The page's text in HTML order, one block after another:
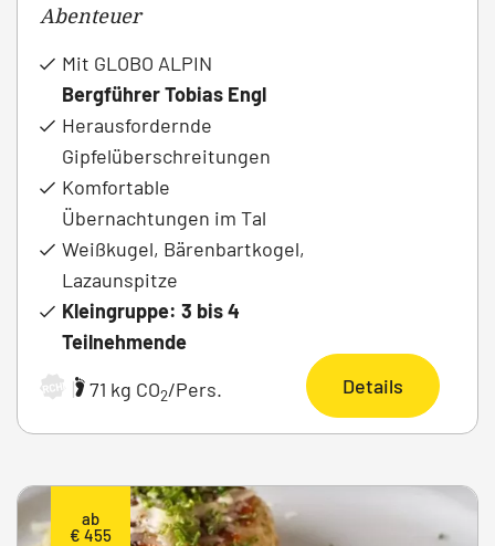
Abenteuer
Mit GLOBO ALPIN
Bergführer Tobias Engl
Herausfordernde
Gipfelüberschreitungen
Komfortable
Übernachtungen im Tal
Weißkugel, Bärenbartkogel,
Lazaunspitze
Kleingruppe: 3 bis 4
Teilnehmende
ARCHIV | 71 kg CO2/Pers. Details
ab
€ 455